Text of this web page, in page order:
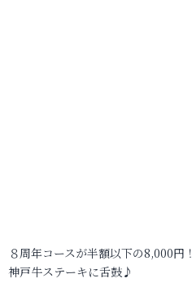
８周年コースが半額以下の8,000円！
神戸牛ステーキに舌鼓♪